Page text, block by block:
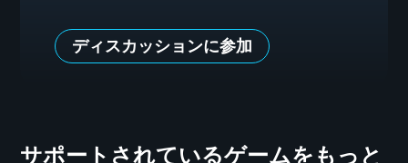
ディスカッションに参加
サポートされているゲームをもっと